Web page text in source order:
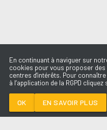
En continuant à naviguer sur
cookies pour vous proposer
centres d'intérêts. Pour
à l’application de la RGPD
OK EN SAVOIR PLUS